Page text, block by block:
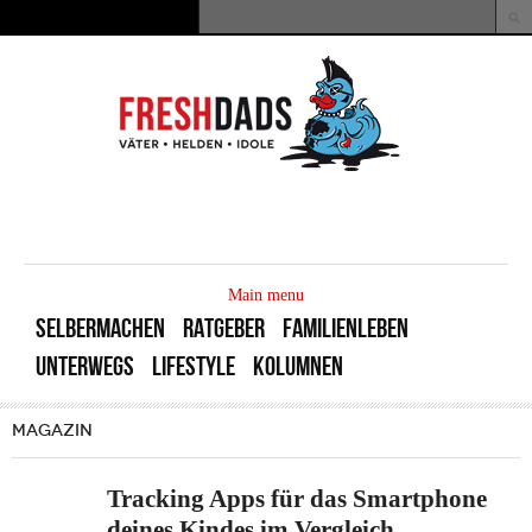
Suchformular
Main menu
SELBERMACHEN RATGEBER
FAMILIENLEBEN
UNTERWEGS
LIFESTYLE KOLUMNEN
MAGAZIN
Tracking Apps für das Smartphone